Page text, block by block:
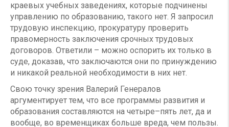
краевых учебных заведениях, которые подчинены
управлению по образованию, такого нет. Я запросил
трудовую инспекцию, прокуратуру проверить
правомерность заключения срочных трудовых
договоров. Ответили – можно оспорить их только в
суде, доказав, что заключаются они по принуждению
и никакой реальной необходимости в них нет.
Свою точку зрения Валерий Генералов
аргументирует тем, что все программы развития и
образования составляются на четыре–пять лет, да и
вообще, во временщиках больше вреда, чем пользы.